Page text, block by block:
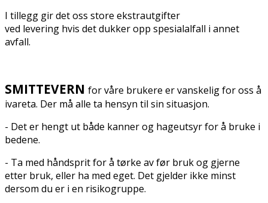
I tillegg gir det oss store ekstrautgifter
ved levering hvis det dukker opp spesialalfall i annet
avfall.
SMITTEVERN for våre brukere er vanskelig for oss å
ivareta. Der må alle ta hensyn til sin situasjon.
- Det er hengt ut både kanner og hageutsyr for å bruke i
bedene.
- Ta med håndsprit for å tørke av før bruk og gjerne
etter bruk, eller ha med eget. Det gjelder ikke minst
dersom du er i en risikogruppe.